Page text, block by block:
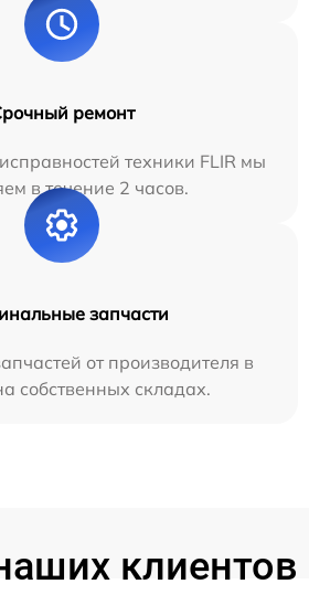
ремонт
техники FLIR мы
в течение 2 часов.
запчасти
от производителя в
собственных складах.
клиентов